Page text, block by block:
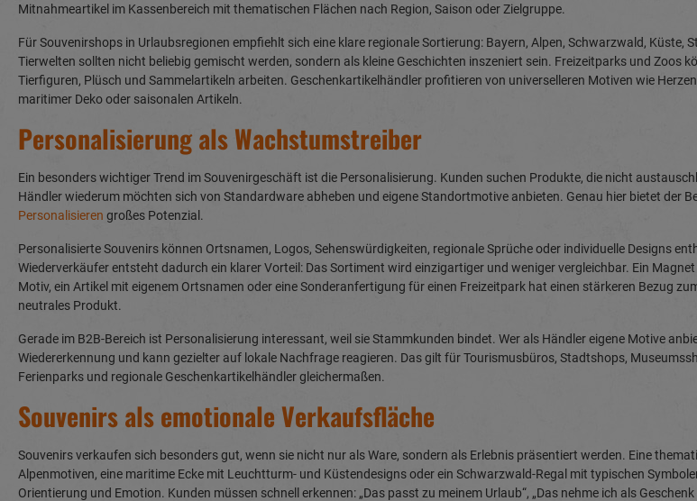
Mitnahmeartikel im Kassenbereich mit thematischen Flächen nach Region, Saison oder Zielgruppe.
Für Souvenirshops in Urlaubsregionen empfiehlt sich eine klare regionale Sortierung: Bayern, Alpen, Schwarzwald, Küste,
Tierwelten sollten nicht beliebig gemischt werden, sondern als kleine Geschichten inszeniert sein. Freizeitparks und Zoos
Tierfiguren, Plüsch und Sammelartikeln arbeiten. Geschenkartikelhändler profitieren von universelleren Motiven wie
maritimer Deko oder saisonalen Artikeln.
Personalisierung als Wachstumstreiber
Ein besonders wichtiger Trend im Souvenirgeschäft ist die Personalisierung. Kunden suchen Produkte, die nicht
Händler wiederum möchten sich von Standardware abheben und eigene Standortmotive anbieten. Genau hier bietet der
Personalisieren großes Potenzial.
Personalisierte Souvenirs können Ortsnamen, Logos, Sehenswürdigkeiten, regionale Sprüche oder individuelle Designs
Wiederverkäufer entsteht dadurch ein klarer Vorteil: Das Sortiment wird einzigartiger und weniger vergleichbar. Ein
Motiv, ein Artikel mit eigenem Ortsnamen oder eine Sonderanfertigung für einen Freizeitpark hat einen stärkeren Bezug
neutrales Produkt.
Gerade im B2B-Bereich ist Personalisierung interessant, weil sie Stammkunden bindet. Wer als Händler eigene Motive
Wiedererkennung und kann gezielter auf lokale Nachfrage reagieren. Das gilt für Tourismusbüros, Stadtshops,
Ferienparks und regionale Geschenkartikelhändler gleichermaßen.
Souvenirs als emotionale Verkaufsfläche
Souvenirs verkaufen sich besonders gut, wenn sie nicht nur als Ware, sondern als Erlebnis präsentiert werden. Eine
Alpenmotiven, eine maritime Ecke mit Leuchtturm- und Küstendesigns oder ein Schwarzwald-Regal mit typischen
Orientierung und Emotion. Kunden müssen schnell erkennen: „Das passt zu meinem Urlaub“, „Das nehme ich als Geschenk